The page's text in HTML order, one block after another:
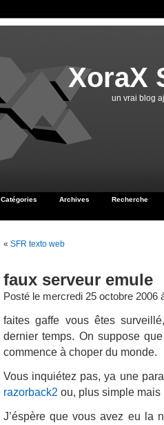
XoraX
un vrai blog
Catégories Archives Recherche
« SFR texto web
faux serveur emule
Posté le mercredi 25 octobre 2006
faites gaffe vous êtes
dernier temps. On suppose
commence à choper du monde.
Vous inquiétez pas, ya une
razorback2 ou, plus simple
J’éspère que vous avez eu la